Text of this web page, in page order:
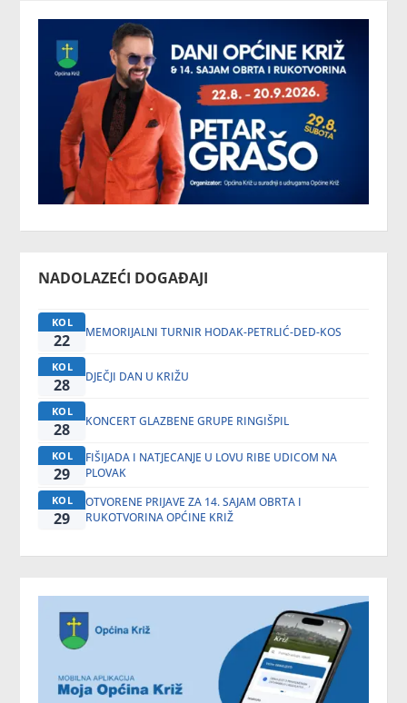
NADOLAZEĆI DOGAĐAJI
KOL
22 MEMORIJALNI TURNIR HODAK-PETRLIĆ-DED-KOS
KOL
28 DJEČJI DAN U KRIŽU
KOL
28 KONCERT GLAZBENE GRUPE RINGIŠPIL
KOL
29
FIŠIJADA I NATJECANJE U LOVU RIBE UDICOM NA
PLOVAK
KOL
29
OTVORENE PRIJAVE ZA 14. SAJAM OBRTA I
RUKOTVORINA OPĆINE KRIŽ